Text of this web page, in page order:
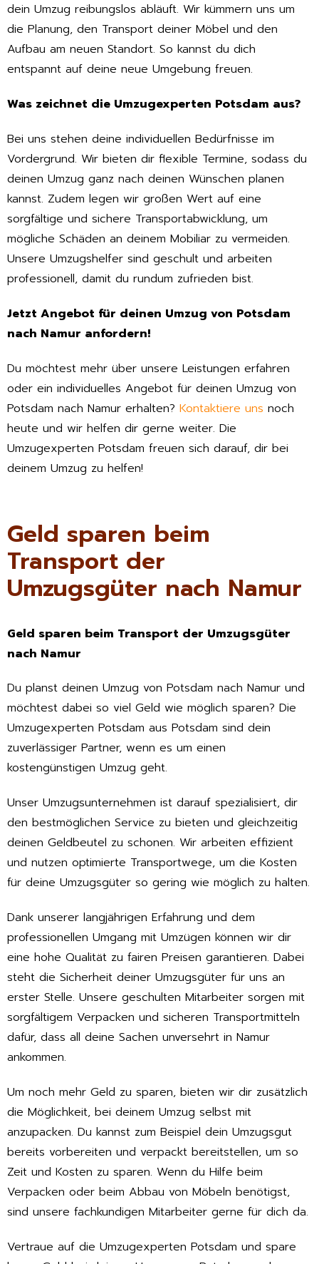
dein Umzug reibungslos abläuft. Wir kümmern uns um
die Planung, den Transport deiner Möbel und den
Aufbau am neuen Standort. So kannst du dich
entspannt auf deine neue Umgebung freuen.
Was zeichnet die Umzugexperten Potsdam aus?
Bei uns stehen deine individuellen Bedürfnisse im
Vordergrund. Wir bieten dir flexible Termine, sodass du
deinen Umzug ganz nach deinen Wünschen planen
kannst. Zudem legen wir großen Wert auf eine
sorgfältige und sichere Transportabwicklung, um
mögliche Schäden an deinem Mobiliar zu vermeiden.
Unsere Umzugshelfer sind geschult und arbeiten
professionell, damit du rundum zufrieden bist.
Jetzt Angebot für deinen Umzug von Potsdam
nach Namur anfordern!
Du möchtest mehr über unsere Leistungen erfahren
oder ein individuelles Angebot für deinen Umzug von
Potsdam nach Namur erhalten? Kontaktiere uns noch
heute und wir helfen dir gerne weiter. Die
Umzugexperten Potsdam freuen sich darauf, dir bei
deinem Umzug zu helfen!
Geld sparen beim
Transport der
Umzugsgüter nach Namur
Geld sparen beim Transport der Umzugsgüter
nach Namur
Du planst deinen Umzug von Potsdam nach Namur und
möchtest dabei so viel Geld wie möglich sparen? Die
Umzugexperten Potsdam aus Potsdam sind dein
zuverlässiger Partner, wenn es um einen
kostengünstigen Umzug geht.
Unser Umzugsunternehmen ist darauf spezialisiert, dir
den bestmöglichen Service zu bieten und gleichzeitig
deinen Geldbeutel zu schonen. Wir arbeiten effizient
und nutzen optimierte Transportwege, um die Kosten
für deine Umzugsgüter so gering wie möglich zu halten.
Dank unserer langjährigen Erfahrung und dem
professionellen Umgang mit Umzügen können wir dir
eine hohe Qualität zu fairen Preisen garantieren. Dabei
steht die Sicherheit deiner Umzugsgüter für uns an
erster Stelle. Unsere geschulten Mitarbeiter sorgen mit
sorgfältigem Verpacken und sicheren Transportmitteln
dafür, dass all deine Sachen unversehrt in Namur
ankommen.
Um noch mehr Geld zu sparen, bieten wir dir zusätzlich
die Möglichkeit, bei deinem Umzug selbst mit
anzupacken. Du kannst zum Beispiel dein Umzugsgut
bereits vorbereiten und verpackt bereitstellen, um so
Zeit und Kosten zu sparen. Wenn du Hilfe beim
Verpacken oder beim Abbau von Möbeln benötigst,
sind unsere fachkundigen Mitarbeiter gerne für dich da.
Vertraue auf die Umzugexperten Potsdam und spare